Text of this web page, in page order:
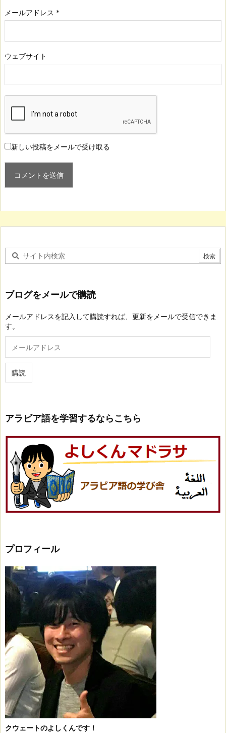
メールアドレス *
ウェブサイト
新しい投稿をメールで受け取る
ブログをメールで購読
メールアドレスを記入して購読すれば、更新をメールで受信できま
す。
ル
購読
アラビア語を学習するならこちら
プロフィール
クウェートのよしくんです！